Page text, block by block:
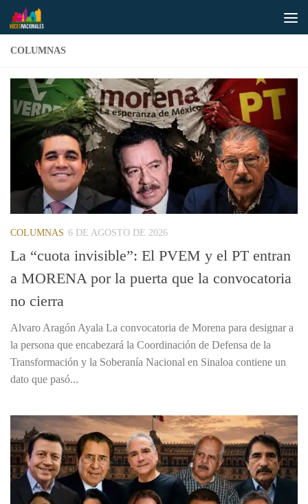
Saltar al contenido
COLUMNAS
COLUMNAS 6 DE AGOSTO DE 2026
La “cuota invisible”: El PVEM y el PT entran
a MORENA por la puerta que la convocatoria
no cierra
Alvaro Aragón Ayala La convocatoria de Morena para designar a
la persona que encabezará la Coordinación de Defensa de la
Transformación y la Soberanía Nacional en Sinaloa contiene un
dato que pasó...